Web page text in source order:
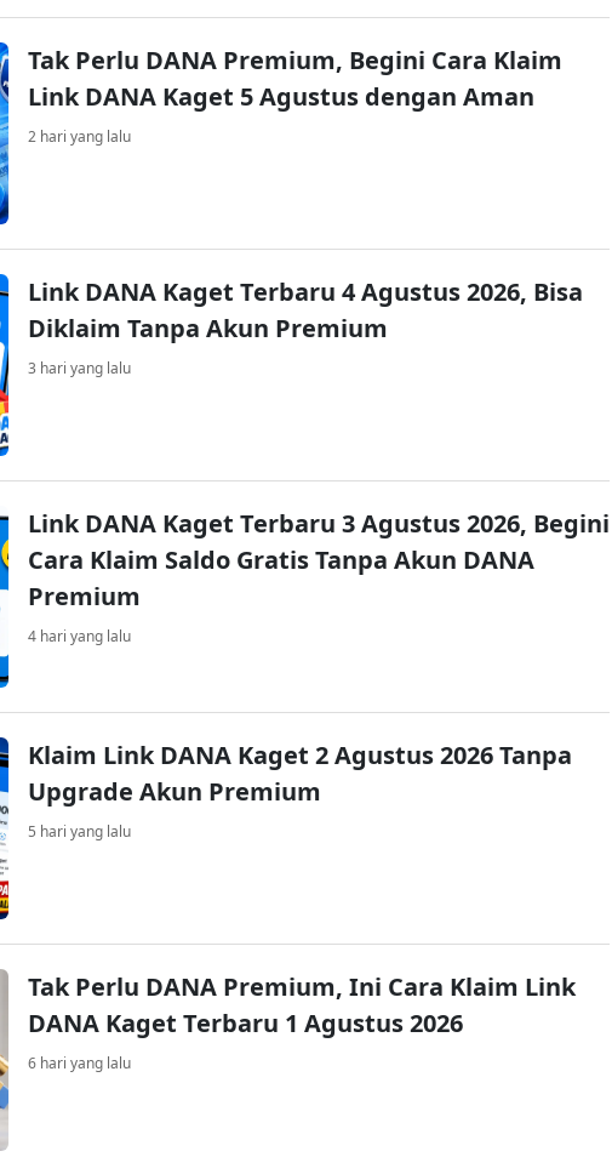
Tak Perlu DANA Premium, Begini Cara Klaim
Link DANA Kaget 5 Agustus dengan Aman
2 hari yang lalu
Link DANA Kaget Terbaru 4 Agustus 2026, Bisa
Diklaim Tanpa Akun Premium
3 hari yang lalu
Link DANA Kaget Terbaru 3 Agustus 2026, Begini
Cara Klaim Saldo Gratis Tanpa Akun DANA
Premium
4 hari yang lalu
Klaim Link DANA Kaget 2 Agustus 2026 Tanpa
Upgrade Akun Premium
5 hari yang lalu
Tak Perlu DANA Premium, Ini Cara Klaim Link
DANA Kaget Terbaru 1 Agustus 2026
6 hari yang lalu